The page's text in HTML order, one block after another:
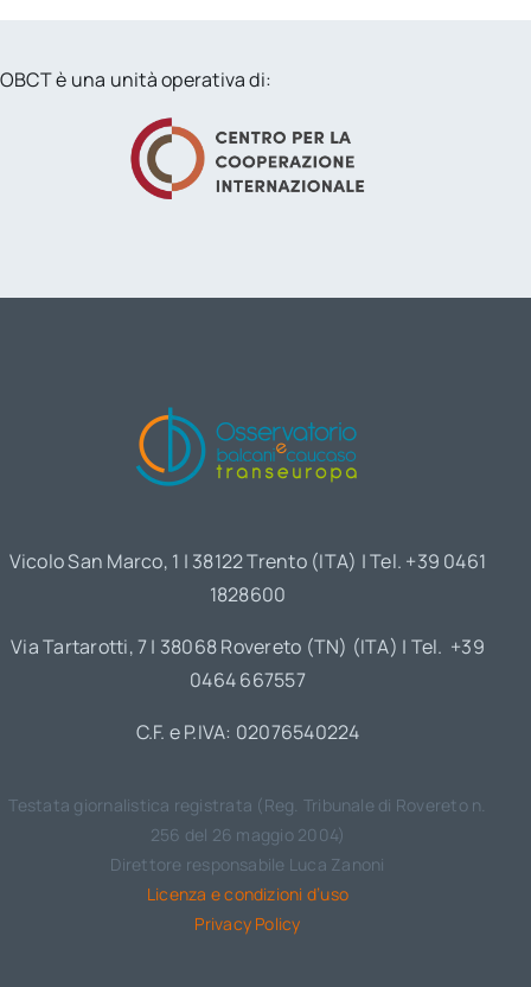
OBCT è una unità operativa di:
Vicolo San Marco, 1 | 38122 Trento (ITA) | Tel. +39 0461
1828600
Via Tartarotti, 7 | 38068 Rovereto (TN) (ITA) | Tel. +39
0464 667557
C.F. e P.IVA: 02076540224
Testata giornalistica registrata (Reg. Tribunale di Rovereto n.
256 del 26 maggio 2004)
Direttore responsabile Luca Zanoni
Licenza e condizioni d’uso
Privacy Policy